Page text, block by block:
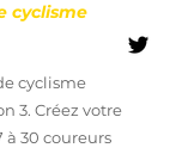
cyclisme
cyclisme
3. Créez votre
à 30 coureurs